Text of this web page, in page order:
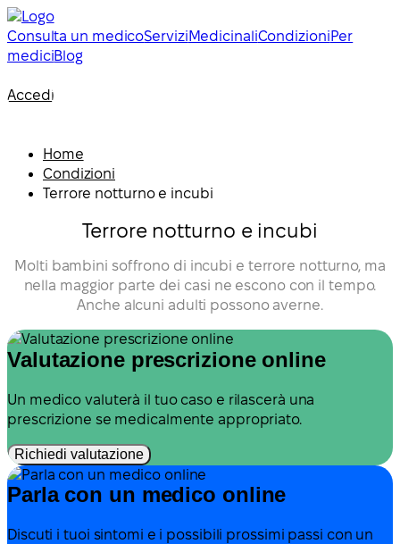
Consulta un medicoServiziMedicinaliCondizioniPer
mediciBlog
Accedi
Home
Condizioni
Terrore notturno e incubi
Terrore notturno e incubi
Molti bambini soffrono di incubi e terrore notturno, ma
nella maggior parte dei casi ne escono con il tempo.
Anche alcuni adulti possono averne.
Valutazione prescrizione online
Un medico valuterà il tuo caso e rilascerà una
prescrizione se medicalmente appropriato.
Richiedi valutazione
Parla con un medico online
Discuti i tuoi sintomi e i possibili prossimi passi con un